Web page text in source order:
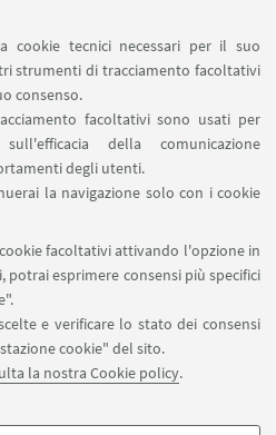
cookie tecnici necessari per il suo
strumenti di tracciamento facoltativi
consenso.
facoltativi sono usati per
della comunicazione
degli utenti.
la navigazione solo con i cookie
facoltativi attivando l'opzione in
potrai esprimere consensi più specifici
e verificare lo stato dei consensi
cookie" del sito.
la nostra Cookie policy.
un evento
SU:
UNIBO SU:
APP: